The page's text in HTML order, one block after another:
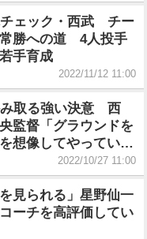
チェック・西武 チー
勝への道 4人投手
手育成
2022/11/12 11:00
み取る強い決意 西
監督「グラウンドを
想像してやってい
2022/10/27 11:00
見られる」星野仙一
ーチを高評価してい